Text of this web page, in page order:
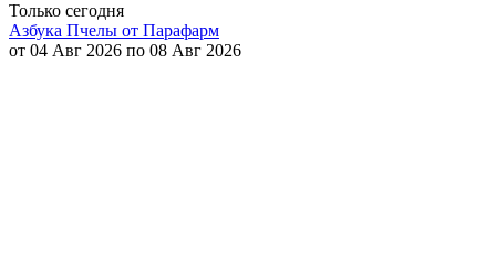
Только сегодня
Азбука Пчелы от Парафарм
от 04 Авг 2026 по 08 Авг 2026